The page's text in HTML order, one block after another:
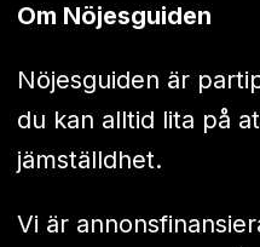
Om Nöjesguiden
Nöjesguiden är
du kan alltid lita på
jämställdhet.
Vi är